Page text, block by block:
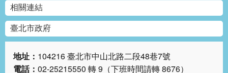
相關連結
臺北市政府
地址： 104216 臺北市中山北路二段48巷7號
電話： 02-25215550 轉 9（下班時間請轉 8676）